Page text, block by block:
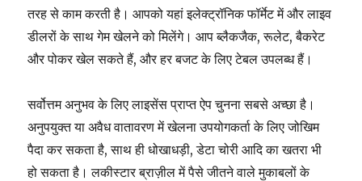
तरह से काम करती है। आपको यहां इलेक्ट्रॉनिक फॉर्मेट में और लाइव
डीलरों के साथ गेम खेलने को मिलेंगे। आप ब्लैकजैक, रूलेट, बैकरेट
और पोकर खेल सकते हैं, और हर बजट के लिए टेबल उपलब्ध हैं।
सर्वोत्तम अनुभव के लिए लाइसेंस प्राप्त ऐप चुनना सबसे अच्छा है।
अनुपयुक्त या अवैध वातावरण में खेलना उपयोगकर्ता के लिए जोखिम
पैदा कर सकता है, साथ ही धोखाधड़ी, डेटा चोरी आदि का खतरा भी
हो सकता है। लकीस्टार ब्राज़ील में पैसे जीतने वाले मुकाबलों के